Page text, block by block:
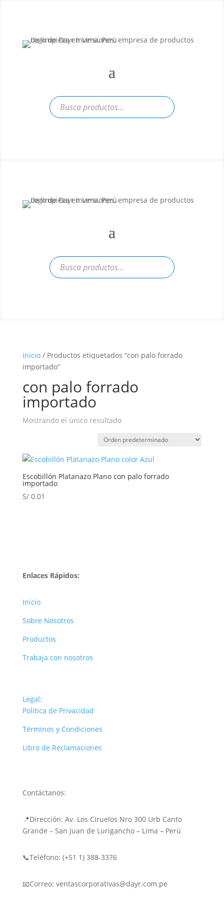
Inicio/ Productos etiquetados “con palo forrado
importado”
con palo forrado
importado
Mostrando el único resultado
Escobillón Platanazo Plano con palo forrado
importado
S/0.01
Enlaces Rápidos:
Inicio
Sobre Nosotros
Productos
Trabaja con nosotros
Legal:
Politica de Privacidad
Términos y Condiciones
Libro de Reclamaciones
Contáctanos:
📍Dirección: Av. Los Ciruelos Nro 300 Urb Canto
Grande – San Juan de Lurigancho – Lima – Perú
📞Teléfono: (+51 1) 388-3376
📧Correo: ventascorporativas@dayr.com.pe